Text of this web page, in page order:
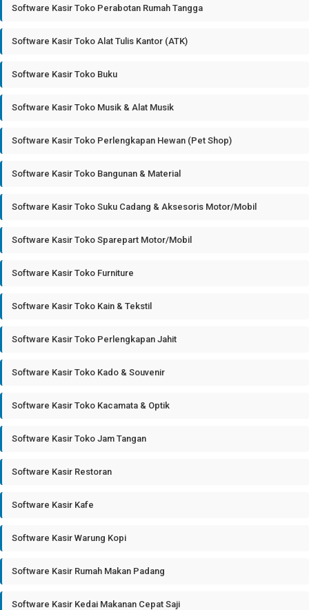
Software Kasir Toko Perabotan Rumah Tangga
Software Kasir Toko Alat Tulis Kantor (ATK)
Software Kasir Toko Buku
Software Kasir Toko Musik & Alat Musik
Software Kasir Toko Perlengkapan Hewan (Pet Shop)
Software Kasir Toko Bangunan & Material
Software Kasir Toko Suku Cadang & Aksesoris Motor/Mobil
Software Kasir Toko Sparepart Motor/Mobil
Software Kasir Toko Furniture
Software Kasir Toko Kain & Tekstil
Software Kasir Toko Perlengkapan Jahit
Software Kasir Toko Kado & Souvenir
Software Kasir Toko Kacamata & Optik
Software Kasir Toko Jam Tangan
Software Kasir Restoran
Software Kasir Kafe
Software Kasir Warung Kopi
Software Kasir Rumah Makan Padang
Software Kasir Kedai Makanan Cepat Saji